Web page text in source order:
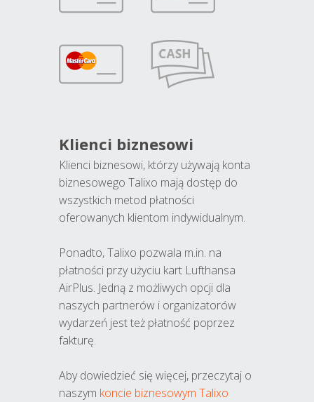
Klienci biznesowi
Klienci biznesowi, którzy używają konta
biznesowego Talixo mają dostęp do
wszystkich metod płatności
oferowanych klientom indywidualnym.
Ponadto, Talixo pozwala m.in. na
płatności przy użyciu kart Lufthansa
AirPlus. Jedną z możliwych opcji dla
naszych partnerów i organizatorów
wydarzeń jest też płatność poprzez
fakturę.
Aby dowiedzieć się więcej, przeczytaj o
naszym koncie biznesowym Talixo